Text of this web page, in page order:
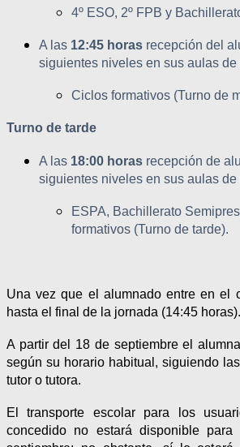
4º ESO, 2º FPB y
A las 12:45 horas recepción del
siguientes niveles en sus aulas de
Ciclos formativos (Turno de
Turno de tarde
A las 18:00 horas recepción de
siguientes niveles en sus aulas de
ESPA, Bachillerato
formativos (Turno de tarde).
Una vez que el alumnado entre en el
hasta el final de la jornada (14:45 horas).
A partir del 18 de septiembre el
según su horario habitual, siguiendo
tutor o tutora.
El transporte escolar para los
concedido no estará disponible